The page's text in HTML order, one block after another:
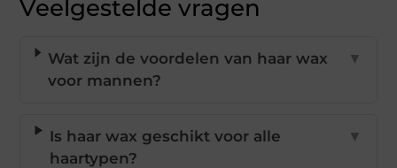
Veelgestelde vragen
Wat zijn de voordelen van haar wax
voor mannen?
▼
Is haar wax geschikt voor alle
haartypen?
▼